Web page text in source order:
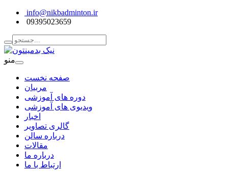
info@nikbadminton.ir
09395023659
منو
صفحه نخست
مربیان
دوره های آموزشی
ویدیوی های آموزشی
اخبار
گالری تصاویر
درباره سالن
مقالات
درباره ما
ارتباط با ما